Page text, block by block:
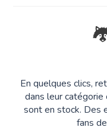
En quelques clics,
dans leur
sont en stock. Des
fans